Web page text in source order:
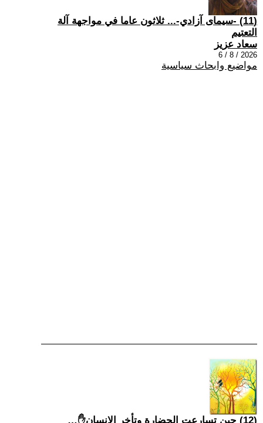
(11) -سيمای آزادي-... ثلاثون عاما في مواجهة آلة
التعتيم
سعاد عزيز
2026 / 8 / 6
مواضيع وابحاث سياسية
(12) حين تسارعت الحضارة وتأخر الإنسان✋…